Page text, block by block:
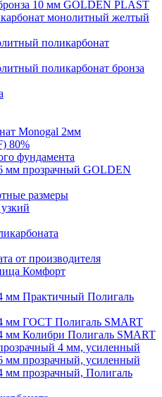
10 мм GOLDEN PLAST
монолитный желтый
поликарбонат
поликарбонат бронза
Monogal 2мм
80%
фундамента
мм прозрачный GOLDEN
размеры
от производителя
Комфорт
мм Практичный Полигаль
мм ГОСТ Полигаль SMART
мм Колибри Полигаль SMART
4 мм, усиленный
мм прозрачный, усиленный
мм прозрачный, Полигаль